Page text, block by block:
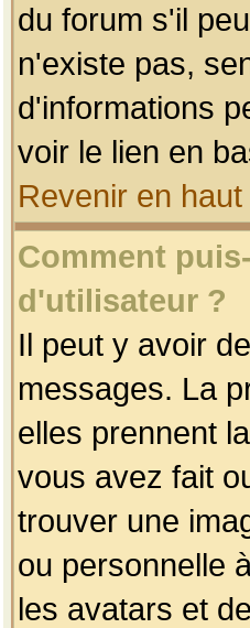
du forum s'il
n'existe pas,
d'informations
voir le lien en
Revenir en
Comment
d'utilisateur ?
Il peut y avoir
messages. La
elles prennent
vous avez fait
trouver une
ou personnelle
les avatars et